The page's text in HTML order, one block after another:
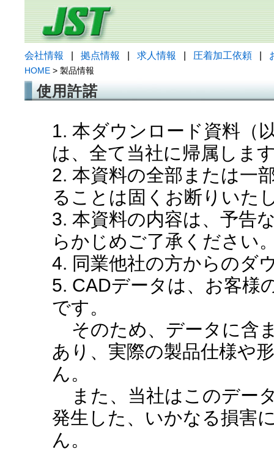
会社情報 拠点情報 求人情報 圧着加工依頼
HOME > 製品情報
使用許諾
1. 本ダウンロード資料（
は、全て当社に帰属しま
2. 本資料の全部または一
ることは固くお断りいた
3. 本資料の内容は、予告
らかじめご了承ください
4. 同業他社の方からのダ
5. CADデータは、お客様
です。
そのため、データに含
あり、実際の製品仕様や
ん。
また、当社はこのデー
発生した、いかなる損害
ん。